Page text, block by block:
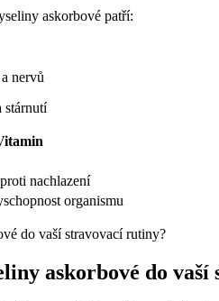
askorbové patří:
nervů
stárnutí
nachlazení
organismu
askorbové do